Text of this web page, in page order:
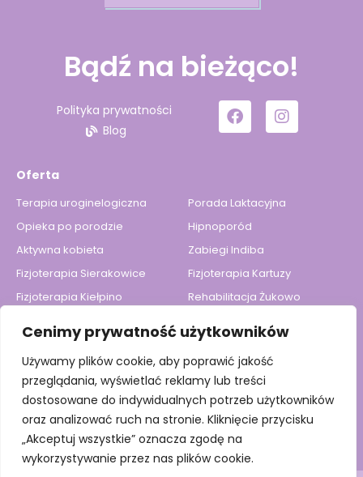
Cenimy prywatność użytkowników
Używamy plików cookie, aby poprawić jakość
przeglądania, wyświetlać reklamy lub treści
dostosowane do indywidualnych potrzeb użytkowników
oraz analizować ruch na stronie. Kliknięcie przycisku
„Akceptuj wszystkie” oznacza zgodę na
wykorzystywanie przez nas plików cookie.
Bądź na bieżąco!
Polityka prywatności
Blog
Oferta
Terapia uroginelogiczna
Porada Laktacyjna
Opieka po porodzie
Hipnoporód
Aktywna kobieta
Zabiegi Indiba
Fizjoterapia Sierakowice
Fizjoterapia Kartuzy
Fizjoterapia Kiełpino
Rehabilitacja Żukowo
Indywidualnie
Strony
O nas
Kontakt